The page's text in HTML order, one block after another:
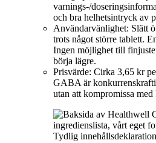
varnings-/
och bra helhetsintryck av
Användarvänlighet: Slätt
trots något större tablett.
Ingen möjlighet till
börja lägre.
Prisvärde: Cirka 3,65 kr
GABA är
utan att kompromissa med
Tydlig